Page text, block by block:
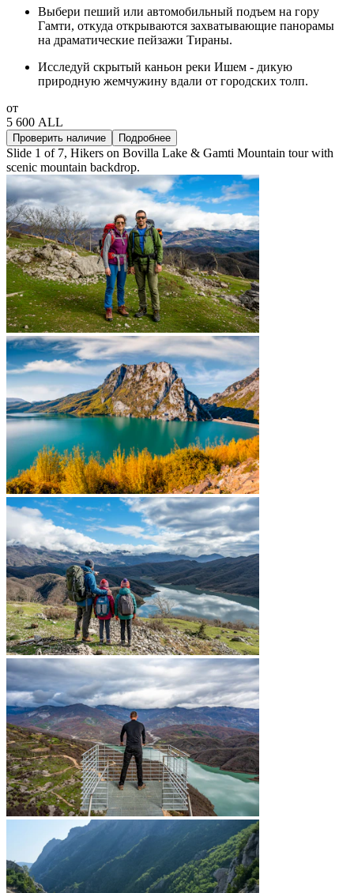
Выбери пеший или автомобильный подъем на гору
Гамти, откуда открываются захватывающие панорамы
на драматические пейзажи Тираны.
Исследуй скрытый каньон реки Ишем - дикую
природную жемчужину вдали от городских толп.
от
5 600 ALL
Проверить наличие Подробнее
Slide 1 of 7, Hikers on Bovilla Lake & Gamti Mountain tour with
scenic mountain backdrop.